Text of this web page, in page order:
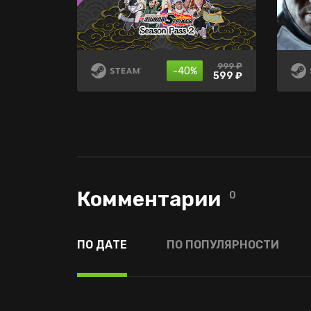
-40% 999 ₽
599 ₽
нет в
продаже
-75% 4999 ₽
1249 ₽
Комментарии 0
ПО ДАТЕ ПО ПОПУЛЯРНОСТИ